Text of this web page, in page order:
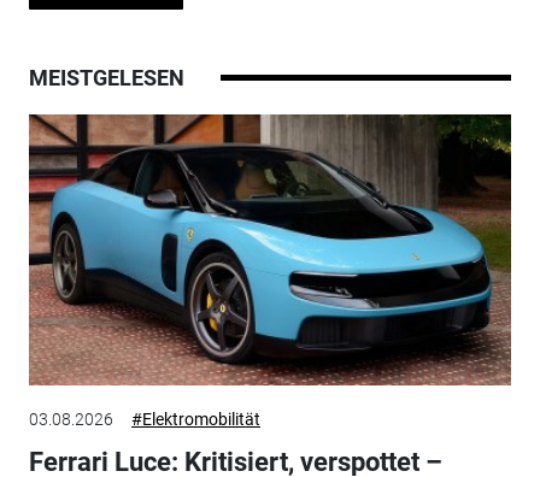
MEISTGELESEN
03.08.2026 #Elektromobilität
Ferrari Luce: Kritisiert, verspottet –